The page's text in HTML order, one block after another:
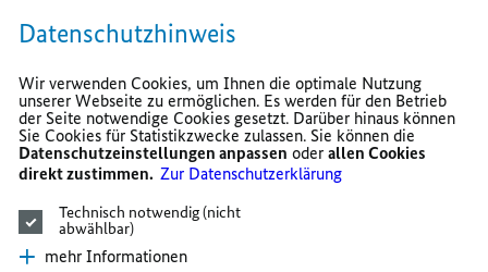
Datenschutzhinweis
Wir verwenden Cookies, um Ihnen die optimale Nutzung
unserer Webseite zu ermöglichen. Es werden für den Betrieb
der Seite notwendige Cookies gesetzt. Darüber hinaus können
Sie Cookies für Statistikzwecke zulassen. Sie können die
Datenschutzeinstellungen anpassen oderallen Cookies
direkt zustimmen.Zur Datenschutzerklärung
Technisch notwendig (nicht
abwählbar)
mehr Informationen